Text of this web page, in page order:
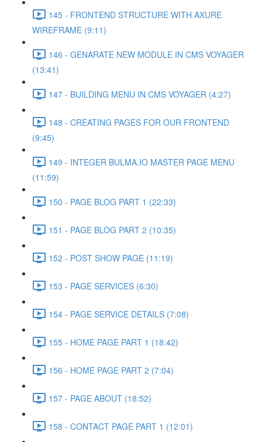
145 - FRONTEND STRUCTURE WITH AXURE
WIREFRAME (9:11)
146 - GENARATE NEW MODULE IN CMS VOYAGER
(13:41)
147 - BUILDING MENU IN CMS VOYAGER (4:27)
148 - CREATING PAGES FOR OUR FRONTEND
(9:45)
149 - INTEGER BULMA.IO MASTER PAGE MENU
(11:59)
150 - PAGE BLOG PART 1 (22:33)
151 - PAGE BLOG PART 2 (10:35)
152 - POST SHOW PAGE (11:19)
153 - PAGE SERVICES (6:30)
154 - PAGE SERVICE DETAILS (7:08)
155 - HOME PAGE PART 1 (18:42)
156 - HOME PAGE PART 2 (7:04)
157 - PAGE ABOUT (18:52)
158 - CONTACT PAGE PART 1 (12:01)